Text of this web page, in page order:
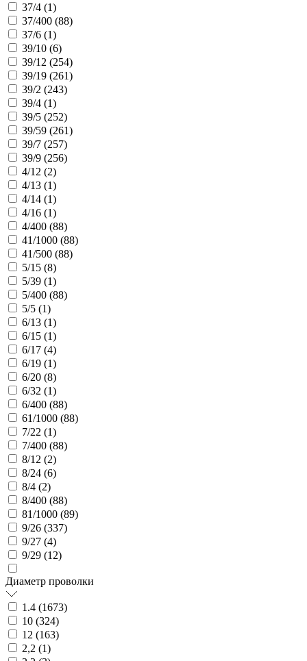
37/4 (1)
37/400 (88)
37/6 (1)
39/10 (6)
39/12 (254)
39/19 (261)
39/2 (243)
39/4 (1)
39/5 (252)
39/59 (261)
39/7 (257)
39/9 (256)
4/12 (2)
4/13 (1)
4/14 (1)
4/16 (1)
4/400 (88)
41/1000 (88)
41/500 (88)
5/15 (8)
5/39 (1)
5/400 (88)
5/5 (1)
6/13 (1)
6/15 (1)
6/17 (4)
6/19 (1)
6/20 (8)
6/32 (1)
6/400 (88)
61/1000 (88)
7/22 (1)
7/400 (88)
8/12 (2)
8/24 (6)
8/4 (2)
8/400 (88)
81/1000 (89)
9/26 (337)
9/27 (4)
9/29 (12)
Диаметр проволки
1.4 (1673)
10 (324)
12 (163)
2,2 (1)